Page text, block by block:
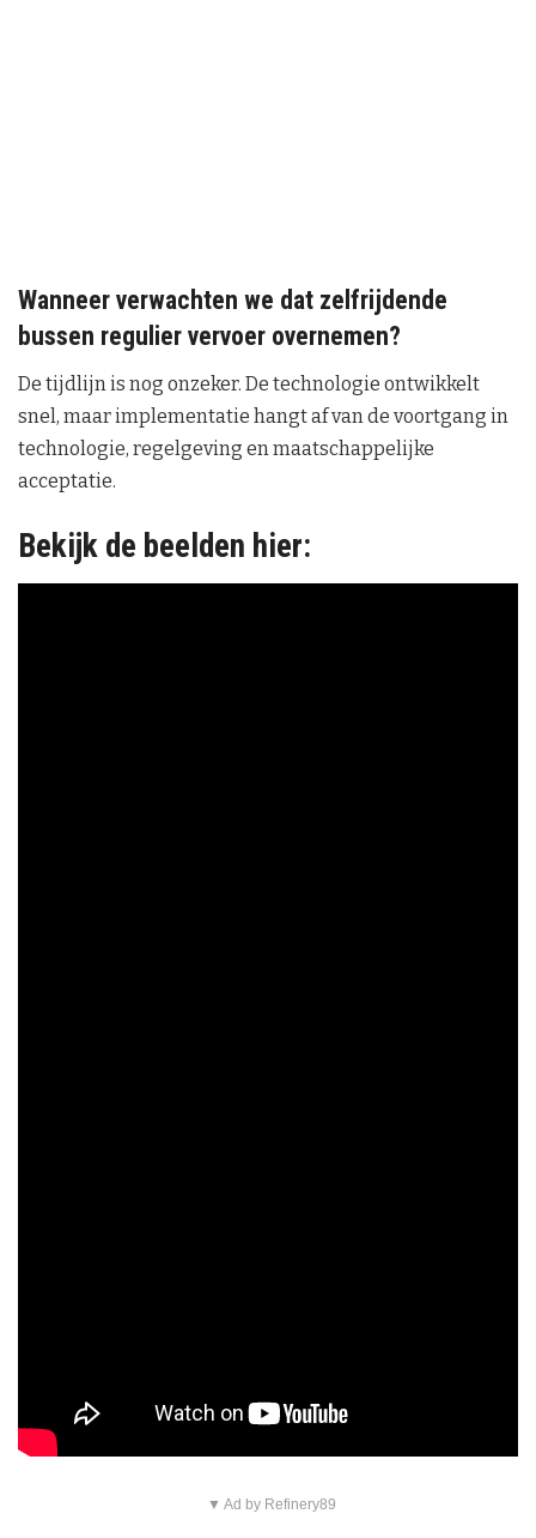
Wanneer verwachten we dat zelfrijdende
bussen regulier vervoer overnemen?
De tijdlijn is nog onzeker. De technologie ontwikkelt
snel, maar implementatie hangt af van de voortgang in
technologie, regelgeving en maatschappelijke
acceptatie.
Bekijk de beelden hier:
▼ Ad by Refinery89